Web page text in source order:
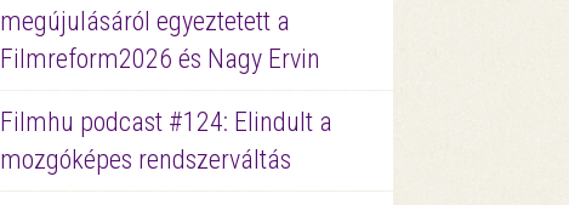
megújulásáról egyeztetett a
Filmreform2026 és Nagy Ervin
Filmhu podcast #124: Elindult a
mozgóképes rendszerváltás